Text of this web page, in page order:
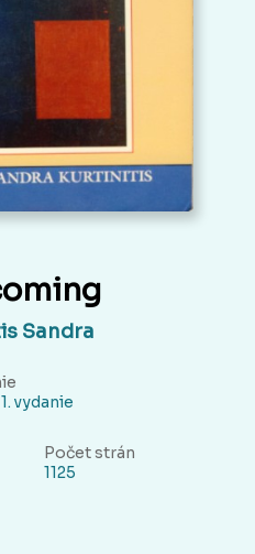
Sandra
vydanie
Počet strán
1125